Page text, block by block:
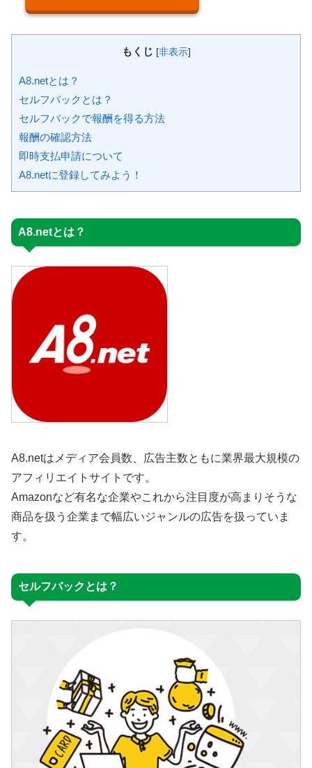
もくじ [非表示]
A8.netとは？
セルフバックとは？
セルフバックで報酬を得る方法
報酬の確認方法
即時支払申請について
A8.netに登録してみよう！
A8.netとは？
A8.netはメディア会員数、広告主数ともに業界最大規模の
アフィリエイトサイトです。
Amazonなど有名な企業やこれから注目度が高まりそうな
商品を扱う企業まで幅広いジャンルの広告を扱っていま
す。
セルフバックとは？